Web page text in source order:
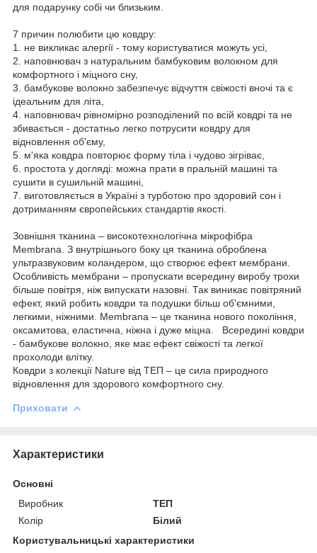
для подарунку собі чи близьким.
7 причин полюбити цю ковдру:
1.
не викликає алергії - тому користуватися можуть усі,
2.
наповнювач з натуральним бамбуковим волокном для
комфортного і міцного сну,
3. бамбукове волокно забезпечує відчуття свіжості вночі та є
ідеальним для літа,
4. наповнювач рівномірно розподілений по всій ковдрі та не
збивається - достатньо легко потрусити ковдру для
відновлення об'єму,
5. м'яка ковдра повторює форму тіла і чудово зігріває,
6.
простота у догляді: можна прати в пральній машині та
сушити в сушильній машині,
7.
виготовляється в Україні з турботою про здоровий сон і
дотриманням європейських стандартів якості.
Зовнішня тканина – високотехнологічна мікрофібра
Membrana. З внутрішнього боку ця тканина оброблена
ультразвуковим коландером, що створює ефект мембрани.
Особливість мембрани – пропускати всередину виробу трохи
більше повітря, ніж випускати назовні. Так виникає повітряний
ефект, який робить ковдри та подушки більш об'ємними,
легкими, ніжними. Membrana – це тканина нового покоління,
оксамитова, еластична, ніжна і дуже міцна. Всередині ковдри
- бамбукове волокно, яке має ефект свіжості та легкої
прохолоди влітку.
Ковдри з колекції Nature від ТЕП – це сила природного
відновлення для здорового комфортного сну.
Приховати
Характеристики
Основні
Виробник
ТЕП
Колір
Білий
Користувальницькі характеристики